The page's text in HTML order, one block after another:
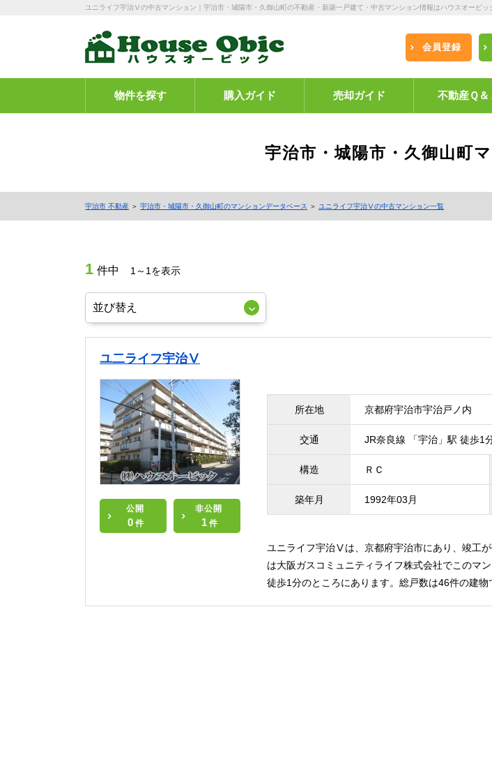
ユニライフ宇治Ⅴの中古マンション｜宇治市・城陽市・久御山町の不動産・新築一戸建て・中古マンション情報はハウスオービッ
会員登録
物件を探す 購入ガイド 売却ガイド 不動産Ｑ＆
宇治市・城陽市・久御山町
宇治市 不動産 ＞ 宇治市・城陽市・久御山町のマンションデータベース ＞ ユニライフ宇治Ⅴの中古マンション一覧
1 件中 1～1を表示
ユ二ライフ宇治Ⅴ
公開
0 件
非公開
1 件
所在地 京都府宇治市宇治戸ノ内
交通 JR奈良線 「宇治」駅 徒歩1
構造 ＲＣ
築年月 1992年03月
ユニライフ宇治Ⅴは、京都府宇治市にあり、竣工
は大阪ガスコミュニティライフ株式会社でこのマ
徒歩1分のところにあります。総戸数は46件の建物